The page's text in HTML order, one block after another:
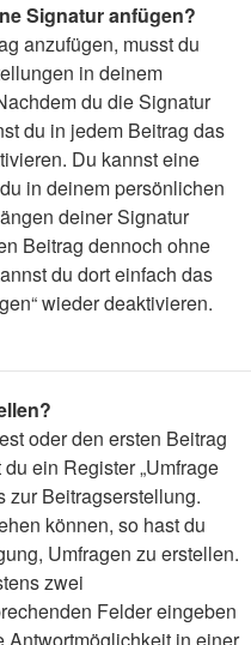
Signatur anfügen?
anzufügen, musst du
in deinem
du die Signatur
du in jedem Beitrag das
Du kannst eine
in deinem persönlichen
deiner Signatur
Beitrag dennoch ohne
du dort einfach das
wieder deaktivieren.
oder den ersten Beitrag
ein Register „Umfrage
zur Beitragserstellung.
können, so hast du
Umfragen zu erstellen.
zwei
Felder eingeben